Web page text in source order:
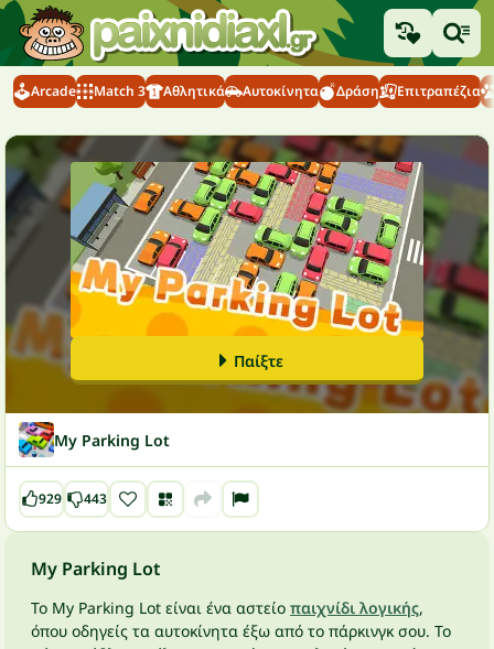
Arcade Match 3 Αθλητικά Αυτοκίνητα Δράση Επιτραπέζια
Παίξτε
My Parking Lot
929 443
My Parking Lot
Το My Parking Lot είναι ένα αστείο παιχνίδι λογικής,
όπου οδηγείς τα αυτοκίνητα έξω από το πάρκινγκ σου. Το